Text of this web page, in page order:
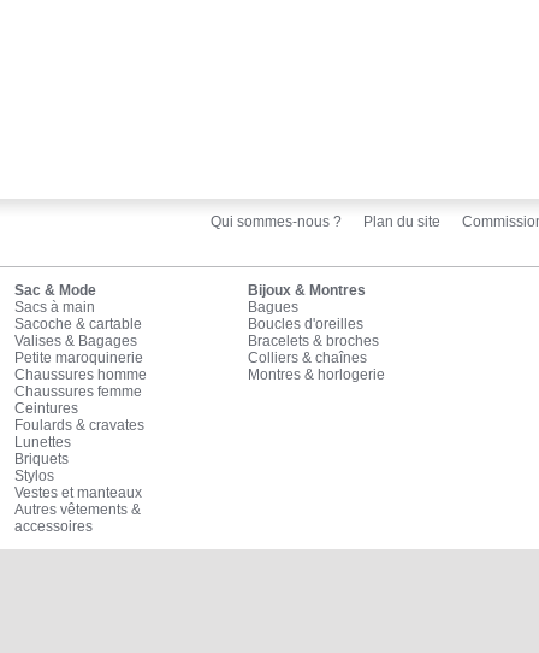
Qui sommes-nous ? Plan du site
Sac & Mode
Sacs à main
Sacoche & cartable
Valises & Bagages
Petite maroquinerie
Chaussures homme
Chaussures femme
Ceintures
Foulards & cravates
Lunettes
Briquets
Stylos
Vestes et manteaux
Autres vêtements &
accessoires
Bijoux & Montres
Bagues
Boucles d'oreilles
Bracelets & broches
Colliers & chaînes
Montres & horlogerie